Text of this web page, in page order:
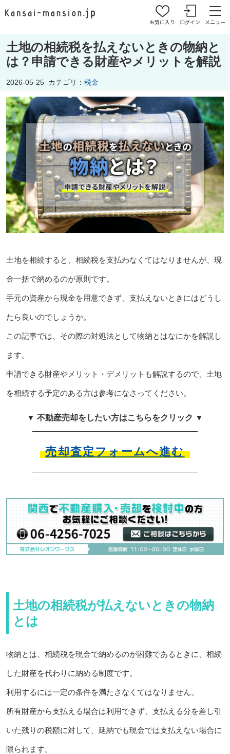
お気に入り ログイン メニュー
土地の相続税を払えないときの物納と
は？申請できる財産やメリットを解説
2026-05-25 カテゴリ： 税金
土地を相続すると、相続税を支払わなくてはなりませんが、現
金一括で納めるのが原則です。
手元の資産から現金を用意できず、支払えないときにはどうし
たら良いのでしょうか。
この記事では、その際の対処法として物納とはなにかを解説し
ます。
申請できる財産やメリット・デメリットも解説するので、土地
を相続する予定のある方は参考になさってください。
▼ 不動産売却をしたい方はこちらをクリック ▼
売却査定フォームへ進む
土地の相続税が払えないときの物納
とは
物納とは、相続税を現金で納めるのが困難であるときに、相続
した財産を代わりに納める制度です。
利用するには一定の条件を満たさなくてはなりません。
所有財産から支払える場合は利用できず、支払える分を差し引
いた残りの税額に対して、延納でも現金では支払えない場合に
限られます。